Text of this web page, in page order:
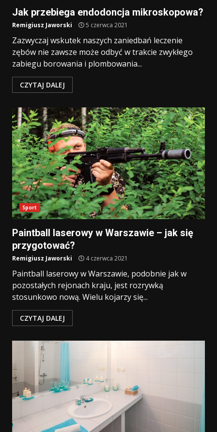
Jak przebiega endodoncja mikroskopowa?
Remigiusz Jaworski 5 czerwca 2021
Zazwyczaj wskutek naszych zaniedbań leczenie
zębów nie zawsze może odbyć w trakcie zwykłego
zabiegu borowania i plombowania...
CZYTAJ DALEJ
Sport
Paintball laserowy w Warszawie – jak się
przygotować?
Remigiusz Jaworski 4 czerwca 2021
Paintball laserowy w Warszawie, podobnie jak w
pozostałych rejonach kraju, jest rozrywką
stosunkowo nową. Wielu kojarzy się...
CZYTAJ DALEJ